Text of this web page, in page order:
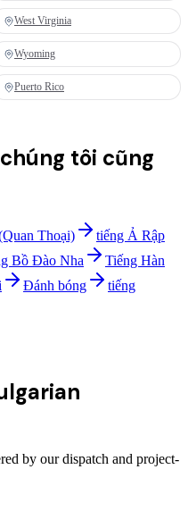
West Virginia
Wyoming
Puerto Rico
tôi cũng
Thoại)
tiếng Ả Rập
Bồ Đào Nha
Tiếng Hàn
Đánh bóng
tiếng
by our dispatch and project-